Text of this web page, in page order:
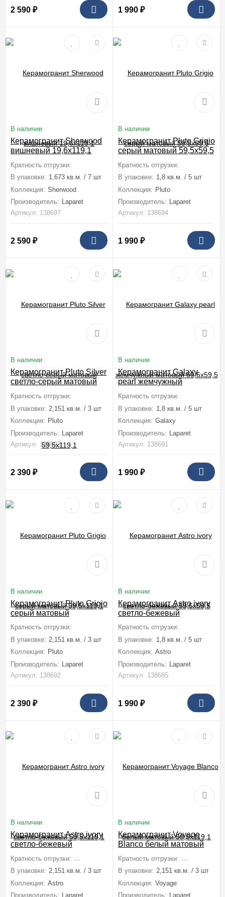
2 590 ₽ 1 990 ₽
В наличии
Керамогранит Sherwood
вишневый 19,6x119,1
Кратность отгрузки:
1 коробка (1,673 м2)
В упаковке: 1,673 кв.м. / 7 шт
Коллекция: Sherwood
Производитель: Laparet
Артикул: 138697
2 590 ₽
В наличии
Керамогранит Pluto Grigio
серый матовый 59,5x59,5
Кратность отгрузки:
В упаковке: 1,8 кв.м. / 5 шт
Коллекция: Pluto
Производитель: Laparet
Артикул: 138694
1 990 ₽
В наличии
Керамогранит Pluto Silver
светло-серый матовый
59,5x119,1
Кратность отгрузки:
1 коробка (2,151 м2)
В упаковке: 2,151 кв.м. / 3 шт
Коллекция: Pluto
Производитель: Laparet
Артикул: 138693
2 390 ₽
В наличии
Керамогранит Galaxy
pearl жемчужный
матовый 59,5x59,5
Кратность отгрузки:
В упаковке: 1,8 кв.м. / 5 шт
Коллекция: Galaxy
Производитель: Laparet
Артикул: 138691
1 990 ₽
В наличии
Керамогранит Pluto Grigio
серый матовый
59,5x119,1
Кратность отгрузки:
1 коробка (2,151 м2)
В упаковке: 2,151 кв.м. / 3 шт
Коллекция: Pluto
Производитель:
Laparet
Артикул: 138692
2 390 ₽
В наличии
Керамогранит Astro ivory
светло-бежевый
59,5x59,5
Кратность отгрузки:
В упаковке: 1,8 кв.м. / 5 шт
Коллекция: Astro
Производитель:
Laparet
Артикул: 138685
1 990 ₽
В наличии
Керамогранит Astro ivory
светло-бежевый
Кратность отгрузки: 1 коробка (2,151 м2)
В упаковке: 2,151 кв.м. / 3 шт
Коллекция: Astro
Производитель:
Laparet
В наличии
Керамогранит Voyage
Blanco белый матовый
Кратность отгрузки: 1 коробка
В упаковке: 2,151 кв.м. / 3 шт
Коллекция: Voyage
Производитель:
Laparet